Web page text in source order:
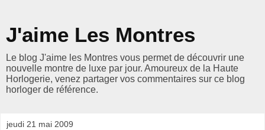
J'aime Les Montres
Le blog J'aime les Montres vous permet de découvrir une
nouvelle montre de luxe par jour. Amoureux de la Haute
Horlogerie, venez partager vos commentaires sur ce blog
horloger de référence.
jeudi 21 mai 2009